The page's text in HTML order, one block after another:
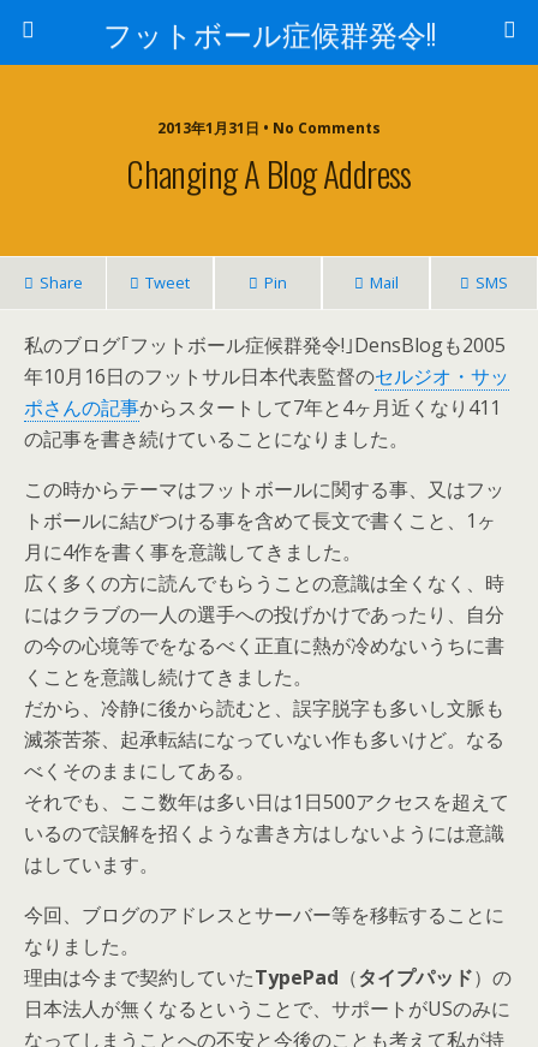
フットボール症候群発令!!
2013年1月31日 • No Comments
Changing A Blog Address
Share Tweet Pin Mail SMS
私のブログ｢フットボール症候群発令!｣DensBlogも2005
年10月16日のフットサル日本代表監督のセルジオ・サッ
ポさんの記事からスタートして7年と4ヶ月近くなり411
の記事を書き続けていることになりました。
この時からテーマはフットボールに関する事、又はフッ
トボールに結びつける事を含めて長文で書くこと、1ヶ
月に4作を書く事を意識してきました。
広く多くの方に読んでもらうことの意識は全くなく、時
にはクラブの一人の選手への投げかけであったり、自分
の今の心境等でをなるべく正直に熱が冷めないうちに書
くことを意識し続けてきました。
だから、冷静に後から読むと、誤字脱字も多いし文脈も
滅茶苦茶、起承転結になっていない作も多いけど。なる
べくそのままにしてある。
それでも、ここ数年は多い日は1日500アクセスを超えて
いるので誤解を招くような書き方はしないようには意識
はしています。
今回、ブログのアドレスとサーバー等を移転することに
なりました。
理由は今まで契約していたTypePad （タイプパッド）の
日本法人が無くなるということで、サポートがUSのみに
なってしまうことへの不安と今後のことも考えて私が持